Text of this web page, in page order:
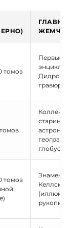
ГЛАВНАЯ
томов
Первые
Дидро и
гравюры
Коллекция
старинных
глобусов
томов
Знаменитая
Келлская
рукопись IX